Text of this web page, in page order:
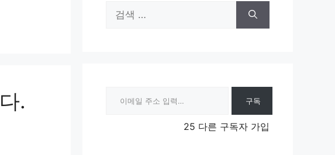
.
색:
구독
25 다른 구독자 가입